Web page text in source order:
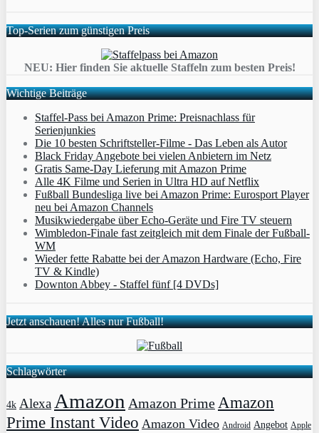
Top-Serien zum günstigen Preis
NEU: Hier finden Sie aktuelle Staffeln zum besten Preis!
Wichtige Beiträge
Staffel-Pass bei Amazon Prime: Preisnachlass für
Serienjunkies
Die 10 besten Schriftsteller-Filme - Das Leben als Autor
Black Friday Angebote bei vielen Anbietern im Netz
Gratis Same-Day Lieferung mit Amazon Prime
Alle 4K Filme und Serien in Ultra HD auf Netflix
Fußball Bundesliga live bei Amazon Prime: Eurosport Player
neu bei Amazon Channels
Musikwiedergabe über Echo-Geräte und Fire TV steuern
Wimbledon-Finale fast zeitgleich mit dem Finale der Fußball-
WM
Wieder fette Rabatte bei der Amazon Hardware (Echo, Fire
TV & Kindle)
Downton Abbey - Staffel fünf [4 DVDs]
Jetzt anschauen! Alles nur Fußball!
Schlagwörter
4k Alexa Amazon Amazon Prime Amazon
Prime Instant Video Amazon Video Android Angebot Apple